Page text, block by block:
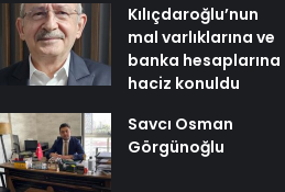
Kılıçdaroğlu’nun
mal varlıklarına ve
banka hesaplarına
haciz konuldu
Savcı Osman
Görgünoğlu